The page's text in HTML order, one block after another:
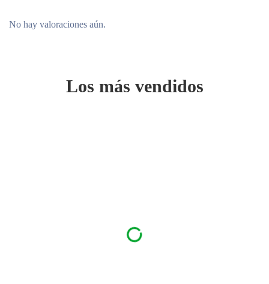
No hay valoraciones aún.
Los más vendidos